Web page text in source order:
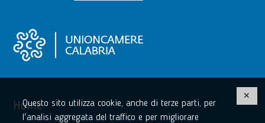
Home
Questo sito utilizza cookie, anche di terze parti, per
l'analisi aggregata del traffico e per migliorare